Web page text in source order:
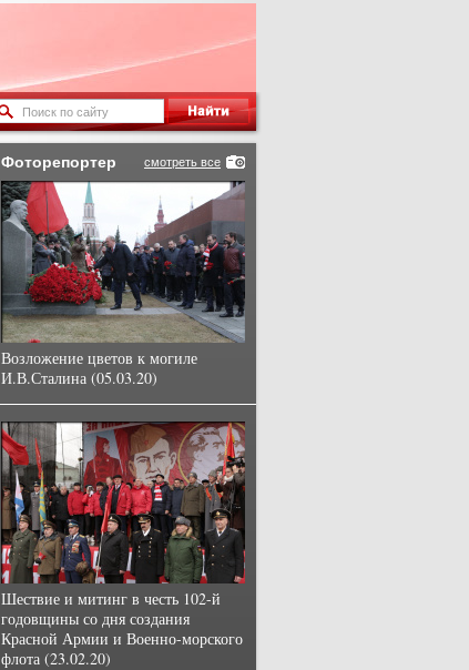
смотреть все
Фоторепортер
Возложение цветов к могиле
И.В.Сталина (05.03.20)
Шествие и митинг в честь 102-й
годовщины со дня создания
Красной Армии и Военно-морского
флота (23.02.20)